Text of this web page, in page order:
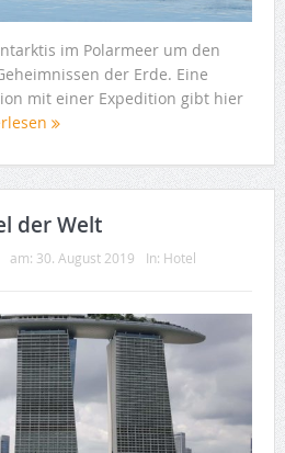
im Polarmeer um den
der Erde. Eine
mit einer Expedition gibt hier
der Welt
am: 30. August 2019 In: Hotel